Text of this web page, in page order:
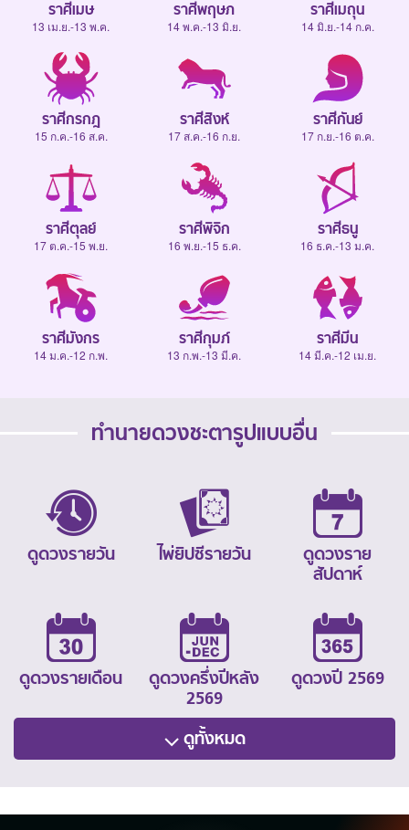
ราศีเมษ
13 เม.ย.-13 พ.ค.
ราศีพฤษภ
14 พ.ค.-13 มิ.ย.
ราศีเมถุน
14 มิ.ย.-14 ก.ค.
ราศีกรกฎ
15 ก.ค.-16 ส.ค.
ราศีสิงห์
17 ส.ค.-16 ก.ย.
ราศีกันย์
17 ก.ย.-16 ต.ค.
ราศีตุลย์
17 ต.ค.-15 พ.ย.
ราศีพิจิก
16 พ.ย.-15 ธ.ค.
ราศีธนู
16 ธ.ค.-13 ม.ค.
ราศีมังกร
14 ม.ค.-12 ก.พ.
ราศีกุมภ์
13 ก.พ.-13 มี.ค.
ราศีมีน
14 มี.ค.-12 เม.ย.
ทำนายดวงชะตารูปแบบอื่น
ดูดวงรายวัน ไพ่ยิปซีรายวัน
ดูดวงราย
สัปดาห์
ดูดวงรายเดือน
ดูดวงครึ่งปีหลัง
2569
ดูดวงปี 2569
ดูทั้งหมด